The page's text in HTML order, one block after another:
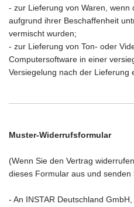
- zur Lieferung von Waren, wenn
aufgrund ihrer Beschaffenheit
vermischt wurden;
- zur Lieferung von Ton- oder
Computersoftware in einer
Versiegelung nach der Lieferung
Muster-Widerrufsformular
(Wenn Sie den Vertrag
dieses Formular aus und senden
- An INSTAR Deutschland